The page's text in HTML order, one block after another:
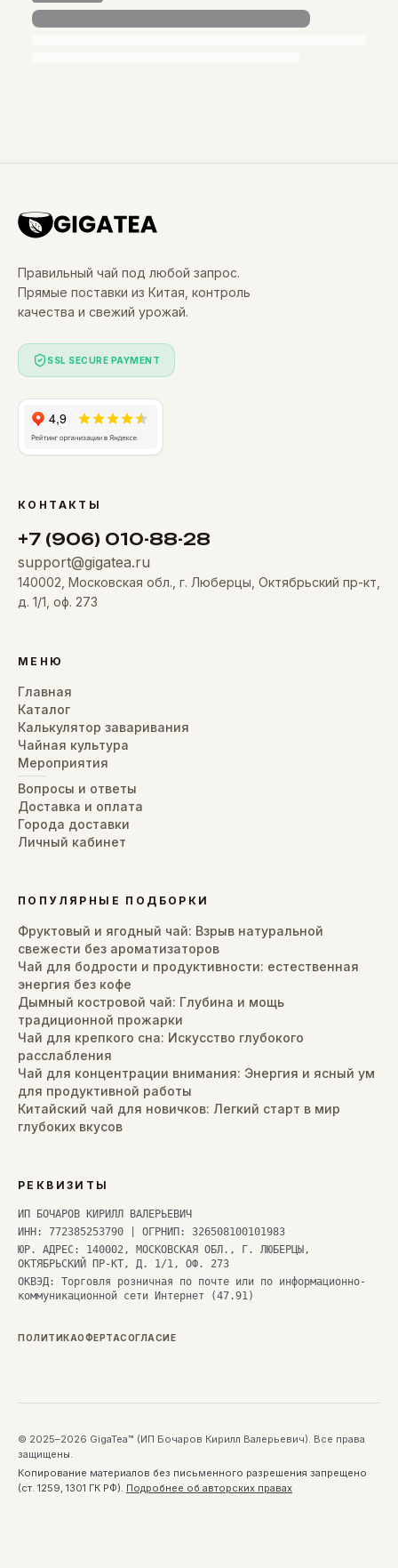
Правильный чай под любой запрос.
Прямые поставки из Китая, контроль
качества и свежий урожай.
SSL SECURE PAYMENT
КОНТАКТЫ
+7 (906) 010-88-28
support@gigatea.ru
140002, Московская обл., г. Люберцы, Октябрьский пр-кт,
д. 1/1, оф. 273
МЕНЮ
Главная
Каталог
Калькулятор заваривания
Чайная культура
Мероприятия
Вопросы и ответы
Доставка и оплата
Города доставки
Личный кабинет
ПОПУЛЯРНЫЕ ПОДБОРКИ
Фруктовый и ягодный чай: Взрыв натуральной
свежести без ароматизаторов
Чай для бодрости и продуктивности: естественная
энергия без кофе
Дымный костровой чай: Глубина и мощь
традиционной прожарки
Чай для крепкого сна: Искусство глубокого
расслабления
Чай для концентрации внимания: Энергия и ясный ум
для продуктивной работы
Китайский чай для новичков: Легкий старт в мир
глубоких вкусов
РЕКВИЗИТЫ
ИП БОЧАРОВ КИРИЛЛ ВАЛЕРЬЕВИЧ
ИНН: 772385253790 | ОГРНИП: 326508100101983
ЮР. АДРЕС: 140002, МОСКОВСКАЯ ОБЛ., Г. ЛЮБЕРЦЫ,
ОКТЯБРЬСКИЙ ПР-КТ, Д. 1/1, ОФ. 273
ОКВЭД: Торговля розничная по почте или по информационно-
коммуникационной сети Интернет (47.91)
ПОЛИТИКАОФЕРТАСОГЛАСИЕ
© 2025–2026 GigaTea™ (ИП Бочаров Кирилл Валерьевич). Все права
защищены.
Копирование материалов без письменного разрешения запрещено
(ст. 1259, 1301 ГК РФ). Подробнее об авторских правах